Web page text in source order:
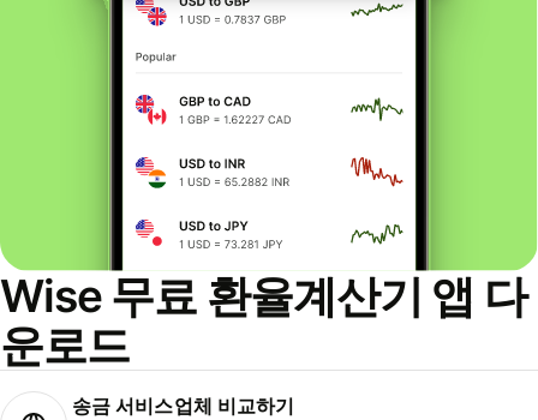
Wise 무료 환율계산기 앱 다
운로드
송금 서비스업체 비교하기